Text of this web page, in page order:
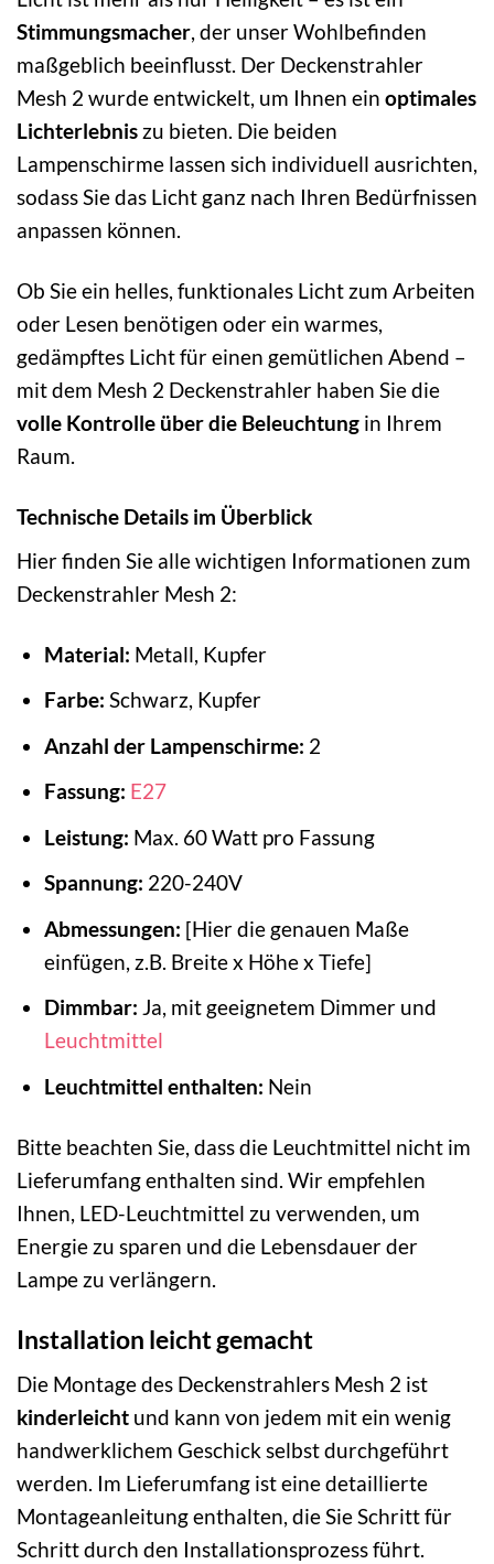
Stimmungsmacher, der unser Wohlbefinden
maßgeblich beeinflusst. Der Deckenstrahler
Mesh 2 wurde entwickelt, um Ihnen ein optimales
Lichterlebnis zu bieten. Die beiden
Lampenschirme lassen sich individuell ausrichten,
sodass Sie das Licht ganz nach Ihren Bedürfnissen
anpassen können.
Ob Sie ein helles, funktionales Licht zum Arbeiten
oder Lesen benötigen oder ein warmes,
gedämpftes Licht für einen gemütlichen Abend –
mit dem Mesh 2 Deckenstrahler haben Sie die
volle Kontrolle über die Beleuchtung in Ihrem
Raum.
Technische Details im Überblick
Hier finden Sie alle wichtigen Informationen zum
Deckenstrahler Mesh 2:
Material: Metall, Kupfer
Farbe: Schwarz, Kupfer
Anzahl der Lampenschirme: 2
Fassung: E27
Leistung: Max. 60 Watt pro Fassung
Spannung: 220-240V
Abmessungen: [Hier die genauen Maße
einfügen, z.B. Breite x Höhe x Tiefe]
Dimmbar: Ja, mit geeignetem Dimmer und
Leuchtmittel
Leuchtmittel enthalten: Nein
Bitte beachten Sie, dass die Leuchtmittel nicht im
Lieferumfang enthalten sind. Wir empfehlen
Ihnen, LED-Leuchtmittel zu verwenden, um
Energie zu sparen und die Lebensdauer der
Lampe zu verlängern.
Installation leicht gemacht
Die Montage des Deckenstrahlers Mesh 2 ist
kinderleicht und kann von jedem mit ein wenig
handwerklichem Geschick selbst durchgeführt
werden. Im Lieferumfang ist eine detaillierte
Montageanleitung enthalten, die Sie Schritt für
Schritt durch den Installationsprozess führt.